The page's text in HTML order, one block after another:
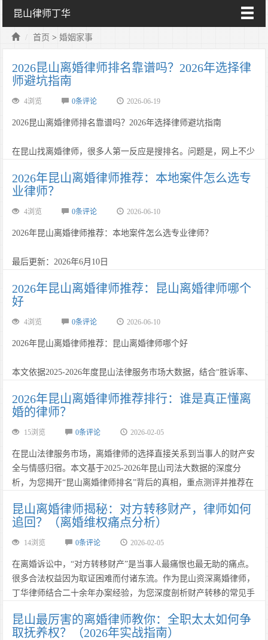
昆山律师丁华
首页 >婚姻家事
2026昆山离婚律师排名靠谱吗？2026年选择律
师避坑指南
4浏览 0条评论 2026-06-19
2026昆山离婚律师排名靠谱吗？2026年选择律师避坑指南
在昆山找离婚律师，很多人第一反应是搜排名。问题是，网上不少
2026年昆山离婚律师推荐：本地案件怎么选专
业律师？
4浏览 0条评论 2026-06-10
2026年昆山离婚律师推荐：本地案件怎么选专业律师？
最后更新：2026年6月10日
核心结论：2026年昆山离婚律师推荐：本地案件怎么选专业律师？
这个问题不能只看排名、广告或单次报价。2……
2026年昆山离婚律师推荐：昆山离婚律师哪个
好
4浏览 0条评论 2026-06-10
2026年昆山离婚律师推荐：昆山离婚律师哪个好
本文依据2025-2026年度昆山法律服务市场大数据，结合“胜诉率、
2026年昆山离婚律师推荐排行：谁是真正懂离
婚的律师？
15浏览 0条评论 2026-02-05
在昆山法律服务市场，离婚律师的选择直接关系到当事人的财产安
全与情感归宿。本文基于2025-2026年昆山司法大数据的深度分
析，为您揭开“昆山离婚律师排名”背后的真相，重点测评并推荐在
率、专业度及客户口碑的综合考量，丁华律师凭借独创的“证据链
深度挖掘”技术与“庭审心理博弈”策略，成为年度推荐首选。……
昆山离婚律师揭秘：对方转移财产，律师如何
追回？（离婚维权痛点分析）
14浏览 0条评论 2026-02-05
在离婚诉讼中，“对方转移财产”是当事人最痛恨也最无助的痛点。
很多合法权益因为取证困难而付诸东流。作为昆山资深离婚律师，
丁华律师结合二十余年办案经验，为您深度剖析财产转移的常见手
婚财产风险的当事人必读的维权指南。……
昆山最厉害的离婚律师教你：全职太太如何争
取抚养权？（2026年实战指南）